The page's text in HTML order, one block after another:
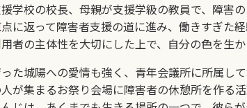
学校の校長、母親が支援学級の教員で、障害
に返って障害者支援の道に進み、働きすぎた
者の主体性を大切にした上で、自分の色を生
た城陽への愛情も強く、青年会議所に所属し
が集まるお祭り会場に障害者の休憩所を作る